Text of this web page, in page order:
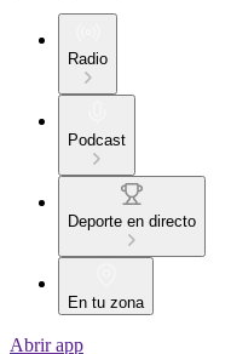
Radio
Podcast
Deporte en directo
En tu zona
Abrir app